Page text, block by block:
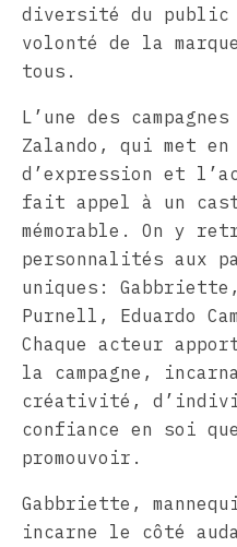
diversité du public
volonté de la
tous.
L’une des
Zalando, qui met
d’expression et
fait appel à un
mémorable. On y
personnalités aux
uniques:
Purnell, Eduardo
Chaque acteur
la campagne,
créativité,
confiance en soi
promouvoir.
Gabbriette,
incarne le côté